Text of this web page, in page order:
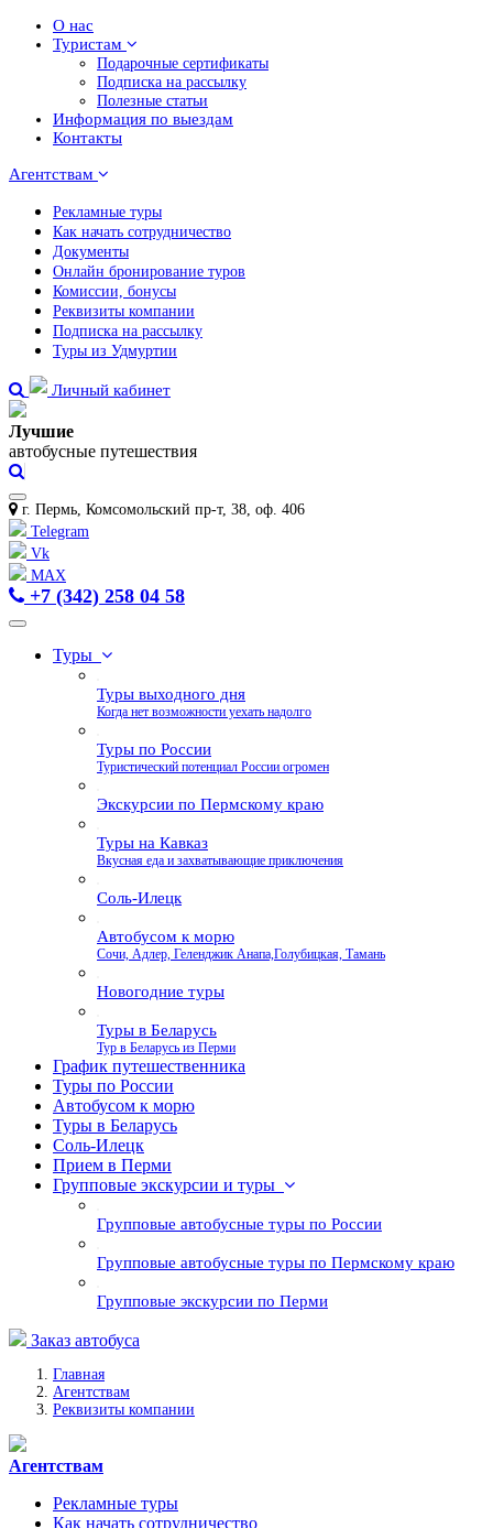
О нас
Туристам
Подарочные сертификаты
Подписка на рассылку
Полезные статьи
Информация по выездам
Контакты
Агентствам
Рекламные туры
Как начать сотрудничество
Документы
Онлайн бронирование туров
Комиссии, бонусы
Реквизиты компании
Подписка на рассылку
Туры из Удмуртии
Личный кабинет
Лучшие
автобусные путешествия
г. Пермь, Комсомольский пр-т, 38, оф. 406
Telegram
Vk
MAX
+7 (342) 258 04 58
Туры
Туры выходного дня
Когда нет возможности уехать надолго
Туры по России
Туристический потенциал России огромен
Экскурсии по Пермскому краю
Туры на Кавказ
Вкусная еда и захватывающие приключения
Соль-Илецк
Автобусом к морю
Сочи, Адлер, Геленджик Анапа,Голубицкая, Тамань
Новогодние туры
Туры в Беларусь
Тур в Беларусь из Перми
График путешественника
Туры по России
Автобусом к морю
Туры в Беларусь
Соль-Илецк
Прием в Перми
Групповые экскурсии и туры
Групповые автобусные туры по России
Групповые автобусные туры по Пермскому краю
Групповые экскурсии по Перми
Заказ автобуса
Главная
Агентствам
Реквизиты компании
Агентствам
Рекламные туры
Как начать сотрудничество